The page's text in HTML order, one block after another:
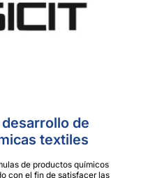
de
textiles
de productos químicos
con el fin de satisfacer las